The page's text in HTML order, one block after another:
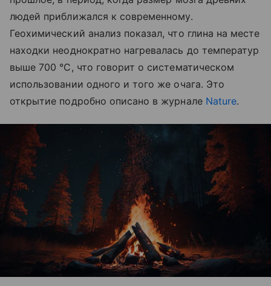
людей приближался к современному.
Геохимический анализ показал, что глина на месте
находки неоднократно нагревалась до температур
выше 700 °C, что говорит о систематическом
использовании одного и того же очага. Это
открытие подробно описано в журнале Nature.